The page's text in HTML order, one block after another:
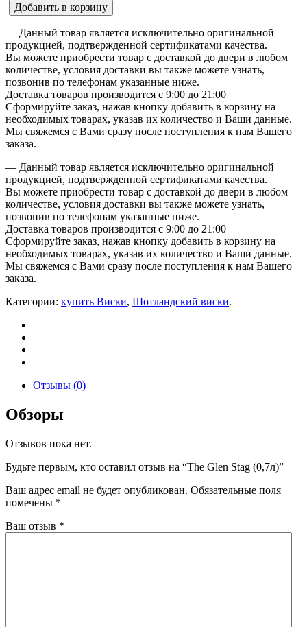
Добавить в корзину
— Данный товар является исключительно оригинальной
продукцией, подтвержденной сертификатами качества.
Вы можете приобрести товар с доставкой до двери в любом
количестве, условия доставки вы также можете узнать,
позвонив по телефонам указанные ниже.
Доставка товаров производится с 9:00 до 21:00
Сформируйте заказ, нажав кнопку добавить в корзину на
необходимых товарах, указав их количество и Ваши данные.
Мы свяжемся с Вами сразу после поступления к нам Вашего
заказа.
— Данный товар является исключительно оригинальной
продукцией, подтвержденной сертификатами качества.
Вы можете приобрести товар с доставкой до двери в любом
количестве, условия доставки вы также можете узнать,
позвонив по телефонам указанные ниже.
Доставка товаров производится с 9:00 до 21:00
Сформируйте заказ, нажав кнопку добавить в корзину на
необходимых товарах, указав их количество и Ваши данные.
Мы свяжемся с Вами сразу после поступления к нам Вашего
заказа.
Категории: купить Виски, Шотландский виски.
Отзывы (0)
Обзоры
Отзывов пока нет.
Будьте первым, кто оставил отзыв на “The Glen Stag (0,7л)”
Ваш адрес email не будет опубликован. Обязательные поля
помечены *
Ваш отзыв *